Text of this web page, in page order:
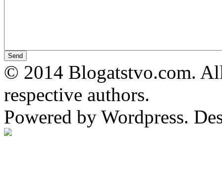
© 2014 Blogatstvo.com.
respective authors.
Powered by Wordpress.